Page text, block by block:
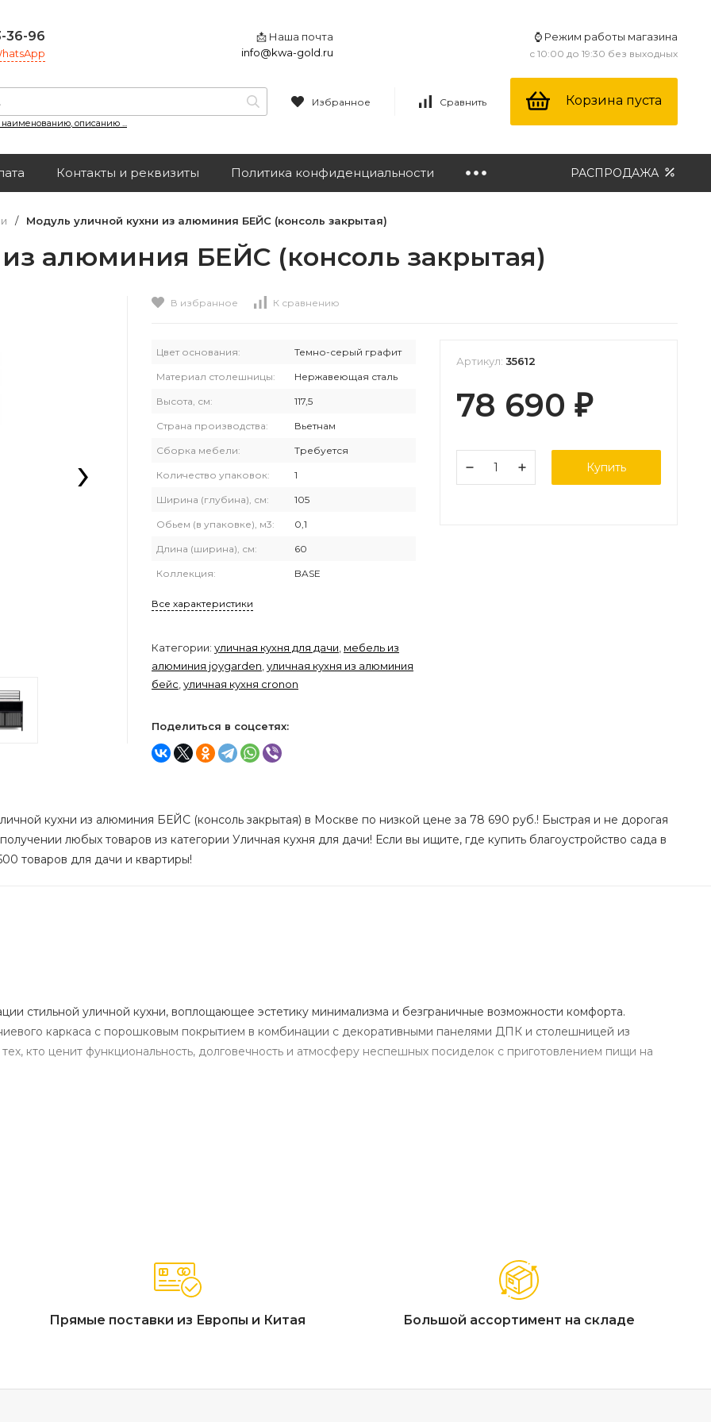
36-96
📩 Наша почта
info@kwa-gold.ru
⌚ Режим работы магазина
с 10:00 до 19:30 без выходных
наименованию, описанию ...
Избранное Сравнить Корзина пуста
Контакты и реквизиты Политика конфиденциальности РАСПРОДАЖА
/ Модуль уличной кухни из алюминия БЕЙС (консоль закрытая)
алюминия БЕЙС (консоль закрытая)
›
В избранное К сравнению
Цвет основания: Темно-серый графит
Материал столешницы: Нержавеющая сталь
Высота, см: 117,5
Страна производства: Вьетнам
Сборка мебели: Требуется
Количество упаковок: 1
Ширина (глубина), см: 105
Обьем (в упаковке), м3: 0,1
Длина (ширина), см: 60
Коллекция: BASE
Все характеристики
Категории: уличная кухня для дачи мебель из
алюминия joygarden уличная кухня из алюминия
бейс уличная кухня cronon
Поделиться в соцсетях:
Артикул: 35612
78 690 ₽
Купить
кухни из алюминия БЕЙС (консоль закрытая) в Москве по низкой цене за 78 690 руб.! Быстрая и не дорогая
любых товаров из категории Уличная кухня для дачи! Если вы ищите, где купить благоустройство сада в
товаров для дачи и квартиры!
стильной уличной кухни, воплощающее эстетику минимализма и безграничные возможности комфорта.
каркаса с порошковым покрытием в комбинации с декоративными панелями ДПК и столешницей из
кто ценит функциональность, долговечность и атмосферу неспешных посиделок с приготовлением пищи на
Прямые поставки из Европы и Китая Большой ассортимент на складе